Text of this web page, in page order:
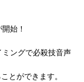
始！
ングで必殺技音声
とができます。